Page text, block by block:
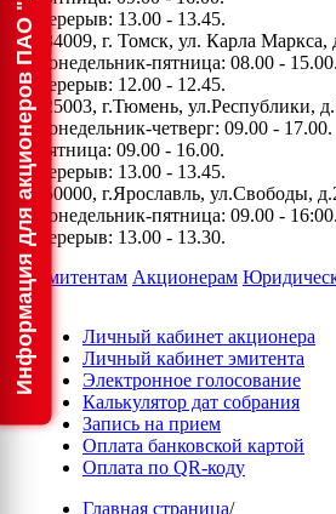
Информация для акционеров ПАО "ЛК "Европлан" Перерыв: 13.00 - 13.45.
634009, г. Томск, ул. Карла Маркса,
Понедельник-пятница: 08.00 - 15.00.
Перерыв: 12.00 - 12.45.
625003, г.Тюмень, ул.Республики,
Понедельник-четверг: 09.00 - 17.00.
Пятница: 09.00 - 16.00.
Перерыв: 13.00 - 13.45.
150000, г.Ярославль, ул.Свободы,
Понедельник-пятница: 09.00 - 16:00.
Перерыв: 13.00 - 13.30.
Эмитентам Акционерам
Личный кабинет акционера
Личный кабинет эмитента
Электронное голосование
Калькулятор дат собрания
Запись на прием
Оплата банковской картой
Оплата по QR-коду
Главная страница/